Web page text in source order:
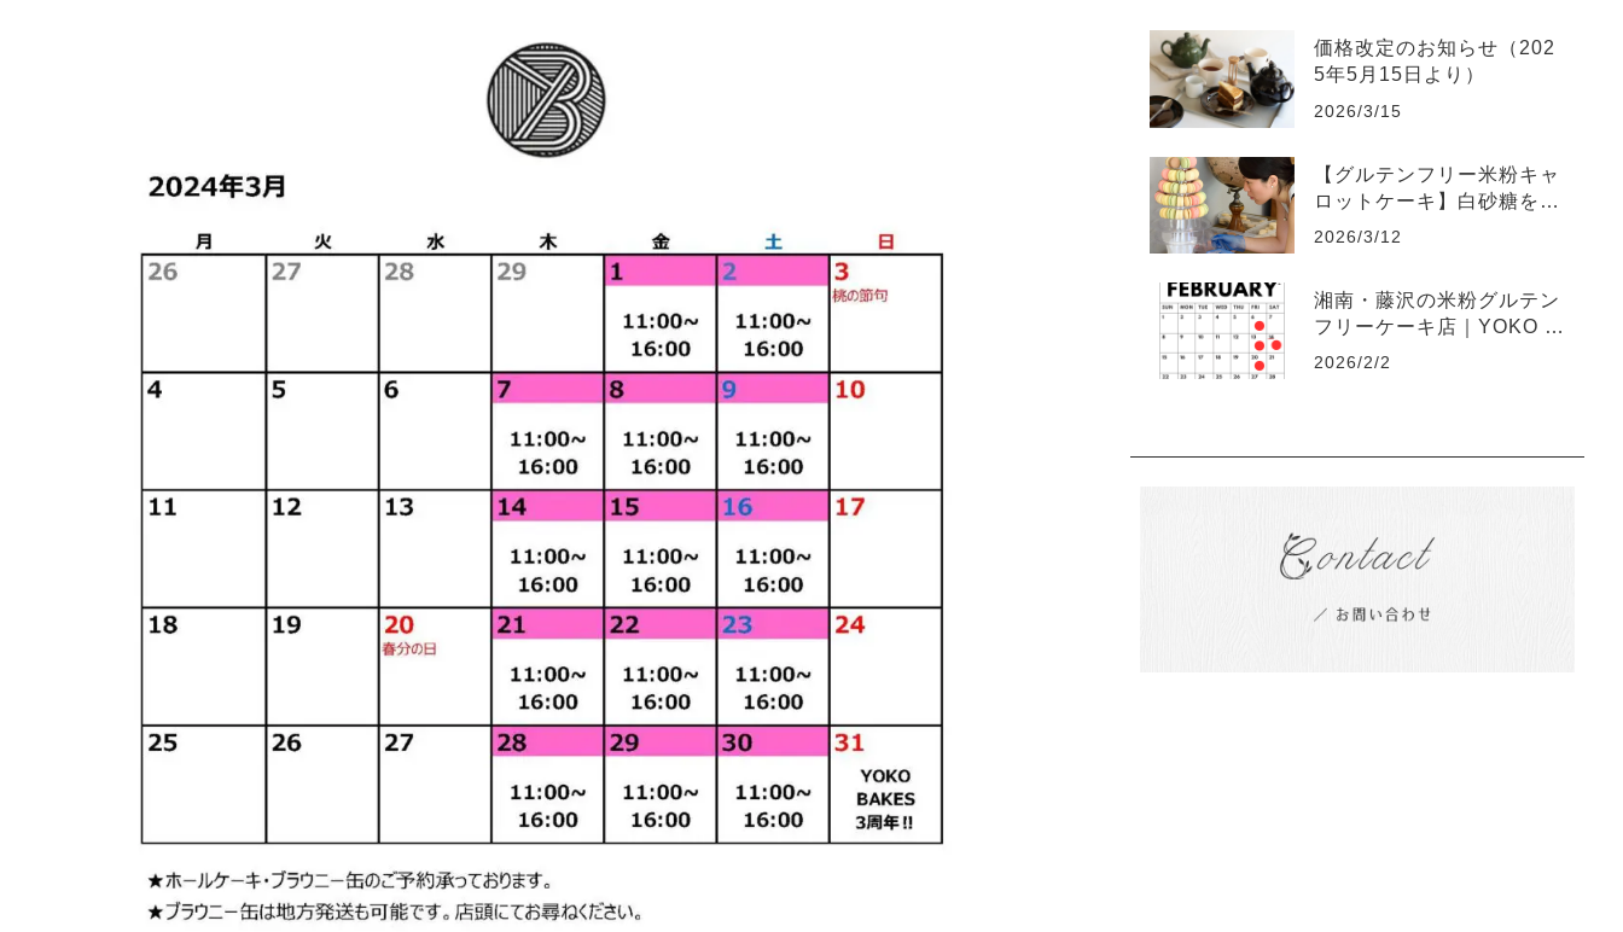
価格改定のお知らせ（202
5年5月15日より）
2026/3/15
【グルテンフリー米粉キャ
ロットケーキ】白砂糖を使
わない理由｜YOKO BAKE
2026/3/12
湘南・藤沢の米粉グルテン
フリーケーキ店｜YOKO B
AKES 2月の営業日・発送
2026/2/2